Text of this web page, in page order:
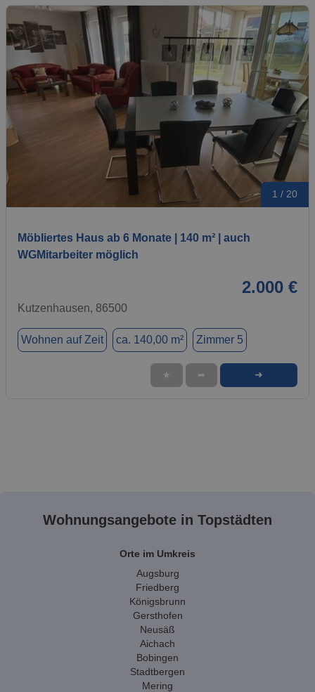
1 / 20
Möbliertes Haus ab 6 Monate | 140 m² | auch
WGMitarbeiter möglich
2.000 €
Kutzenhausen, 86500
Wohnen auf Zeit ca. 140,00 m² Zimmer 5
★ ➦ ➜
Wohnungsangebote in Topstädten
Orte im Umkreis
Augsburg
Friedberg
Königsbrunn
Gersthofen
Neusäß
Aichach
Bobingen
Stadtbergen
Mering